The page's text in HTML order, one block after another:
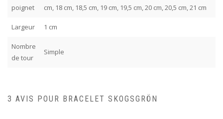
poignet
cm, 18 cm, 18,5 cm, 19 cm, 19,5 cm, 20 cm, 20,5 cm, 21 cm
Largeur 1 cm
Nombre
de tour
Simple
3 AVIS POUR BRACELET SKOGSGRÖN